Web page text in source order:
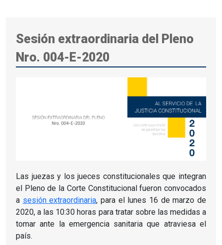
Sesión extraordinaria del Pleno
Nro. 004-E-2020
Las juezas y los jueces constitucionales que integran
el Pleno de la Corte Constitucional fueron convocados
a sesión extraordinaria, para el lunes 16 de marzo de
2020, a las 10:30 horas para tratar sobre las medidas a
tomar ante la emergencia sanitaria que atraviesa el
país.